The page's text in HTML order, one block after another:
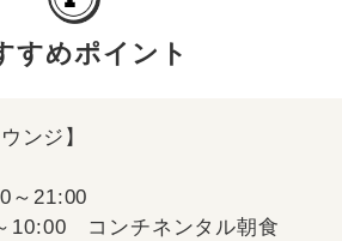
すめポイント
ンジ】
21:00
10:00 コンチネンタル朝食